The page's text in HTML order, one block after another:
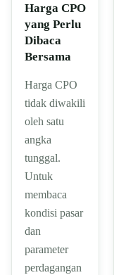
Harga CPO
yang Perlu
Dibaca
Bersama
Harga CPO
tidak diwakili
oleh satu
angka
tunggal.
Untuk
membaca
kondisi pasar
dan
parameter
perdagangan